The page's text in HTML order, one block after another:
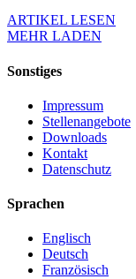
ARTIKEL LESEN
MEHR LADEN
Sonstiges
Impressum
Stellenangebote
Downloads
Kontakt
Datenschutz
Sprachen
Englisch
Deutsch
Französisch